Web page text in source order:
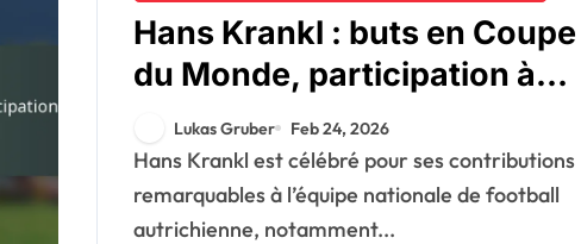
Hans Krankl : buts en Coupe
du Monde, participation à
l’Euro, héritage en équipe
nationale
Lukas Gruber Feb 24, 2026
Hans Krankl est célébré pour ses contributions
remarquables à l’équipe nationale de football
autrichienne, notamment...